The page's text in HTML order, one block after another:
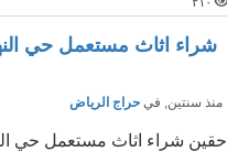
شراء اثاث مستعمل حي النهضة
منذ سنتين, فيحراج الرياض
حقين شراء اثاث مستعمل حي